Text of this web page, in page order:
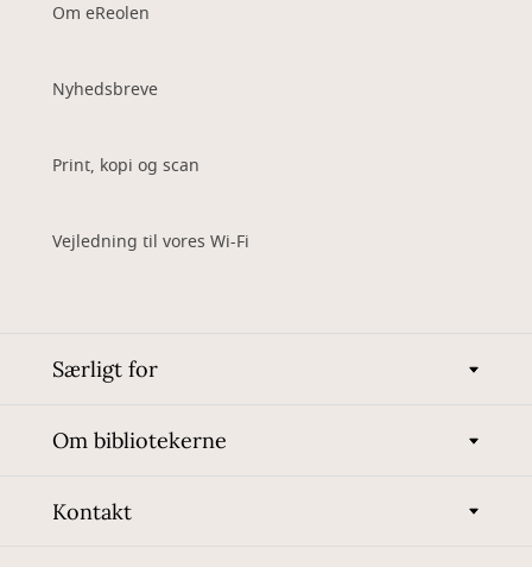
Om eReolen
Nyhedsbreve
Print, kopi og scan
Vejledning til vores Wi-Fi
Særligt for
Om bibliotekerne
Kontakt